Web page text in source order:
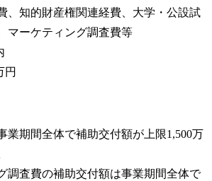
、知的財産権関連経費、大学・公設試
マーケティング調査費等
円
業期間全体で補助交付額が上限1,500万
調査費の補助交付額は事業期間全体で